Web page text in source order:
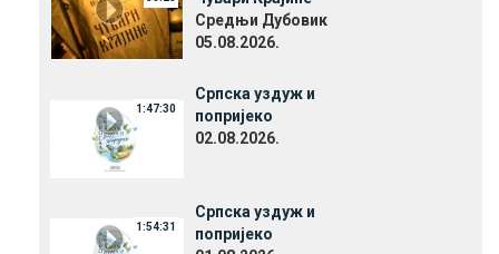
Средњи Дубовик
05.08.2026.
1:47:30
Српска уздуж и
попријеко
02.08.2026.
1:54:31
Српска уздуж и
попријеко